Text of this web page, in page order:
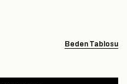
Beden Tablosu